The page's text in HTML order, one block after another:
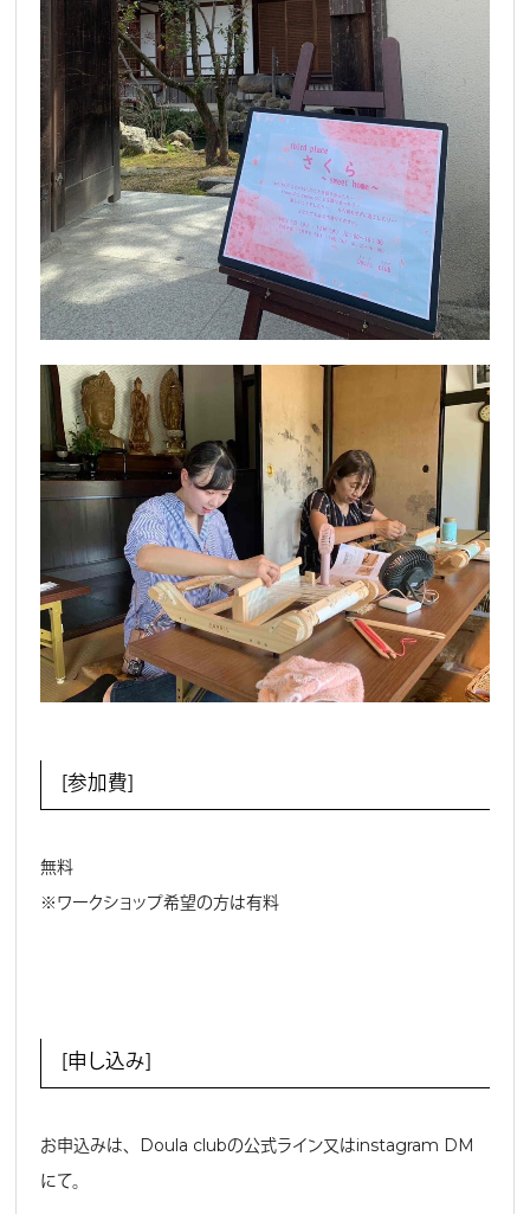
［参加費］
無料
※ワークショップ希望の方は有料
［申し込み］
お申込みは、Doula clubの公式ライン又はinstagram DM
にて。